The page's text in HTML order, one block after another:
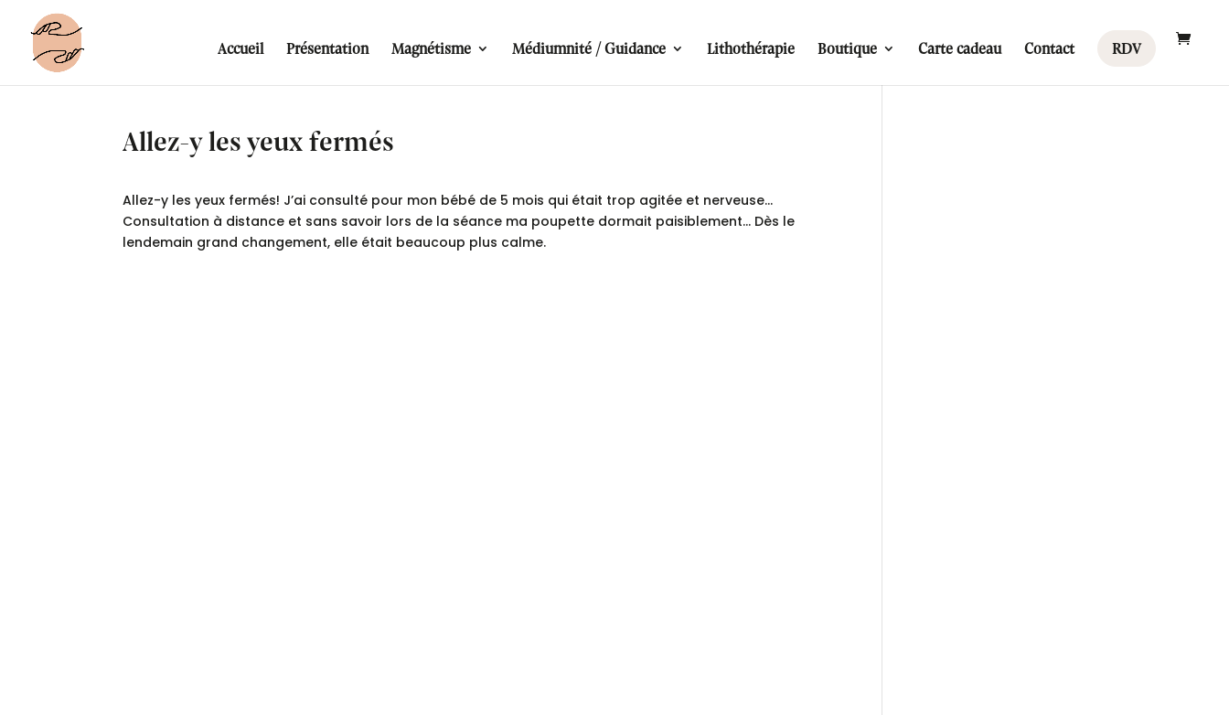
Accueil Présentation Magnétisme Médiumnité / Guidance Lithothérapie Boutique Carte cadeau Contact RDV
Allez-y les yeux fermés
Allez-y les yeux fermés! J’ai consulté pour mon bébé de 5 mois qui était trop agitée et nerveuse…
Consultation à distance et sans savoir lors de la séance ma poupette dormait paisiblement… Dès le
lendemain grand changement, elle était beaucoup plus calme.